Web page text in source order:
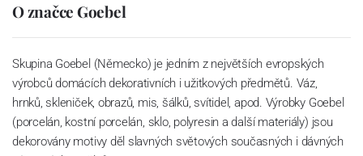
O značce Goebel
Skupina Goebel (Německo) je jedním z největších evropských
výrobců domácích dekorativních i užitkových předmětů. Váz,
hrnků, skleniček, obrazů, mis, šálků, svítidel, apod. Výrobky Goebel
(porcelán, kostní porcelán, sklo, polyresin a další materiály) jsou
dekorovány motivy děl slavných světových současných i dávných